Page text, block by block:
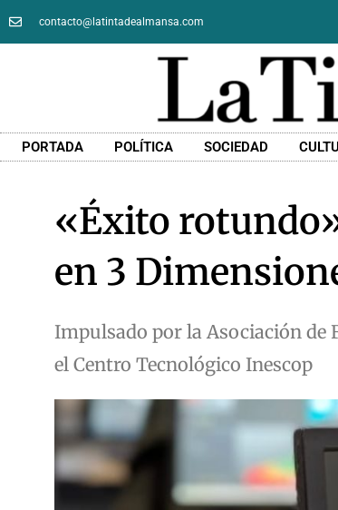
contacto@latintadealmansa.com
PORTADA POLÍTICA SOCIEDAD
«Éxito
en 3
Impulsado por la Asociación de
el Centro Tecnológico Inescop